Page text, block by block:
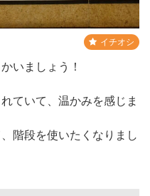
イチオシ
いましょう！
ていて、温かみを感じま
階段を使いたくなりまし